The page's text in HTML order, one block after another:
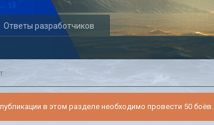
Ответы разработчиков
в этом разделе необходимо провести 50 боёв.